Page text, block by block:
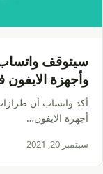
سيتوقف
وأجهزة الايفون في
أكد واتساب أن
أجهزة الايفون…
سبتمبر 20, 2021